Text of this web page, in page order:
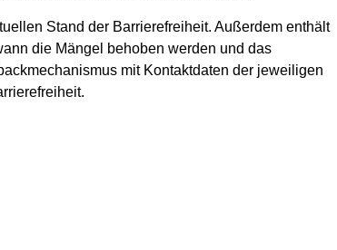
Stand der Barrierefreiheit. Außerdem enthält
die Mängel behoben werden und das
mit Kontaktdaten der jeweiligen